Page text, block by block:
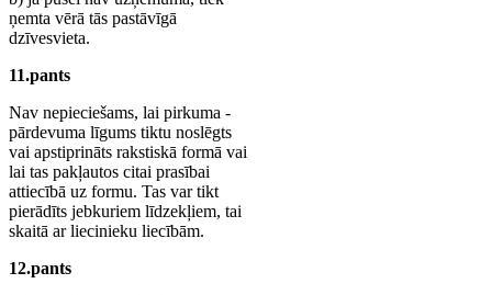
ņemta vērā tās pastāvīgā
dzīvesvieta.
11.pants
Nav nepieciešams, lai pirkuma -
pārdevuma līgums tiktu noslēgts
vai apstiprināts rakstiskā formā vai
lai tas pakļautos citai prasībai
attiecībā uz formu. Tas var tikt
pierādīts jebkuriem līdzekļiem, tai
skaitā ar liecinieku liecībām.
12.pants